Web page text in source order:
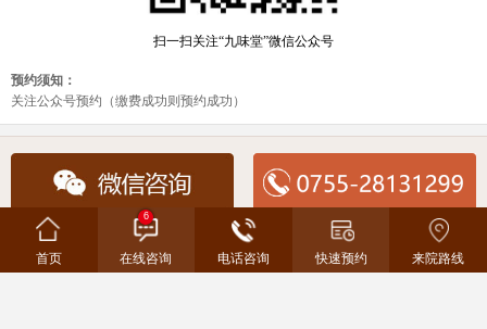
地址：深圳市龙华区书香门第上河坊九味堂
咨询热线：0755-28131299
首页
6
在线咨询 电话咨询 快速预约 来院路线